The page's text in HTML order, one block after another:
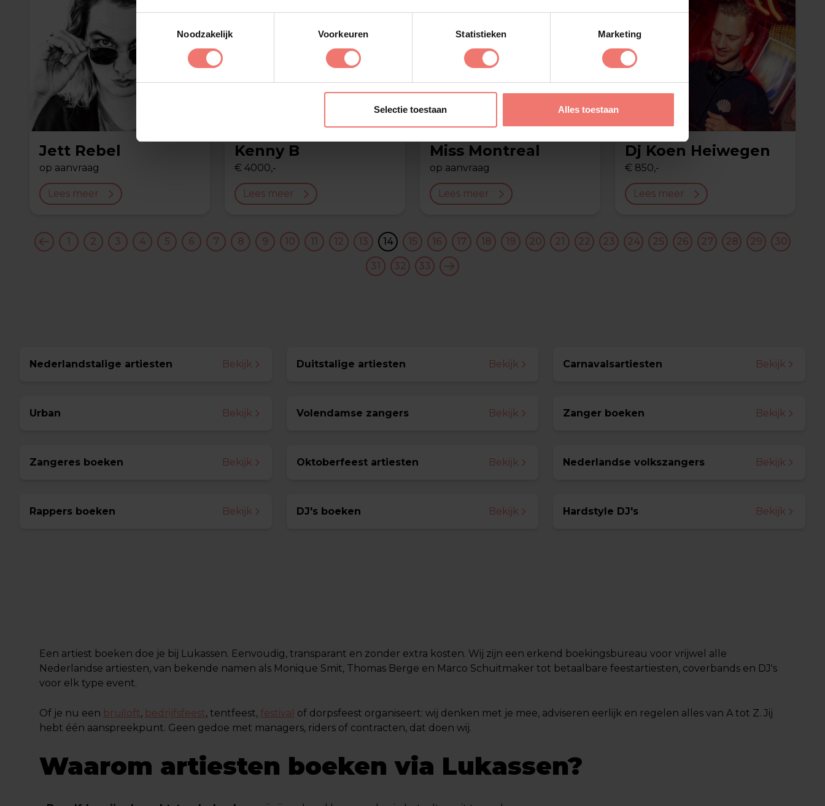
Noodzakelijk
Voorkeuren Statistieken Marketing
Selectie toestaan Alles toestaan
Jett Rebel
op aanvraag
Lees meer
Kenny B
€ 4000,-
Lees meer
Miss Montreal
op aanvraag
Lees meer
Dj Koen Heiwegen
€ 850,-
Lees meer
1 2 3 4 5 6 7 8 9 10 11 12 13 14 15 16 17 18 19 20 21 22 23 24 25 26 27 28 29 30
31 32 33
Nederlandstalige artiesten Bekijk Duitstalige artiesten Bekijk Carnavalsartiesten Bekijk
Urban Bekijk Volendamse zangers Bekijk Zanger boeken Bekijk
Zangeres boeken Bekijk Oktoberfeest artiesten Bekijk Nederlandse volkszangers Bekijk
Rappers boeken Bekijk DJ's boeken Bekijk Hardstyle DJ's Bekijk
Een artiest boeken doe je bij Lukassen. Eenvoudig, transparant en zonder extra kosten. Wij zijn een erkend boekingsbureau voor vrijwel alle
Nederlandse artiesten, van bekende namen als Monique Smit, Thomas Berge en Marco Schuitmaker tot betaalbare feestartiesten, coverbands en DJ's
voor elk type event.
Of je nu een bruiloft, bedrijfsfeest, tentfeest, festival of dorpsfeest organiseert: wij denken met je mee, adviseren eerlijk en regelen alles van A tot Z. Jij
hebt één aanspreekpunt. Geen gedoe met managers, riders of contracten, dat doen wij.
Waarom artiesten boeken via Lukassen?